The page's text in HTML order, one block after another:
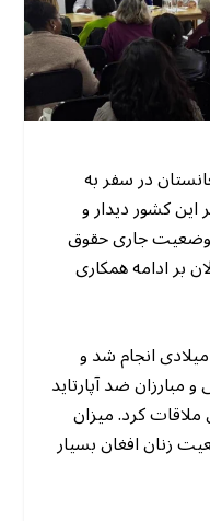
در سفر به
این کشور دیدار و
وضعیت جاری حقوق
بر ادامه همکاری
انجام شد و
ضد آپارتاید
کرد. میزان
زنان افغان بسیار